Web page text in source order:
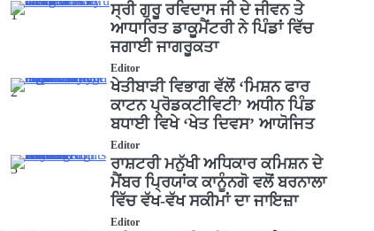
1
ਸ੍ਰੀ ਗੁਰੂ ਰਵਿਦਾਸ ਜੀ ਦੇ ਜੀਵਨ ਤੇ
ਆਧਾਰਿਤ ਡਾਕੂਮੈਂਟਰੀ ਨੇ ਪਿੰਡਾਂ ਵਿੱਚ
ਜਗਾਈ ਜਾਗਰੂਕਤਾ
Editor
2
ਖੇਤੀਬਾੜੀ ਵਿਭਾਗ ਵੱਲੋਂ ‘ਮਿਸ਼ਨ ਫਾਰ
ਕਾਟਨ ਪ੍ਰੋਡਕਟੀਵਿਟੀ’ ਅਧੀਨ ਪਿੰਡ
ਬਧਾਈ ਵਿਖੇ ‘ਖੇਤ ਦਿਵਸ’ ਆਯੋਜਿਤ
Editor
3
ਰਾਸ਼ਟਰੀ ਮਨੁੱਖੀ ਅਧਿਕਾਰ ਕਮਿਸ਼ਨ ਦੇ
ਮੈਂਬਰ ਪ੍ਰਿਯਾਂਕ ਕਾਨੂੰਨਗੋ ਵਲੋਂ ਬਰਨਾਲਾ
ਵਿੱਚ ਵੱਖ-ਵੱਖ ਸਕੀਮਾਂ ਦਾ ਜਾਇਜ਼ਾ
Editor